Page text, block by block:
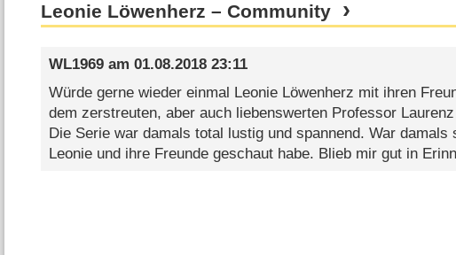
Leonie Löwenherz – Community
WL1969am 01.08.2018 23:11
Würde gerne wieder einmal Leonie Löwenherz mit ihren
dem zerstreuten, aber auch liebenswerten Professor
Die Serie war damals total lustig und spannend. War damals
Leonie und ihre Freunde geschaut habe. Blieb mir gut in